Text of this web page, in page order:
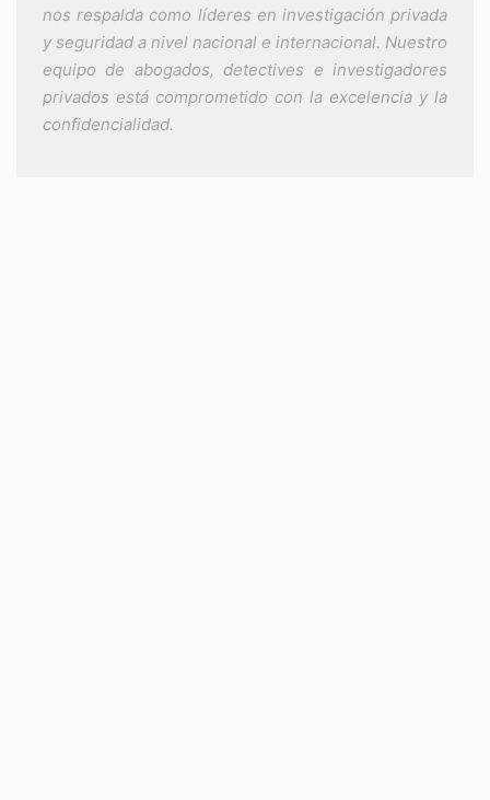
nos respalda como líderes en investigación privada
y seguridad a nivel nacional e internacional. Nuestro
equipo de abogados, detectives e investigadores
privados está comprometido con la excelencia y la
confidencialidad.